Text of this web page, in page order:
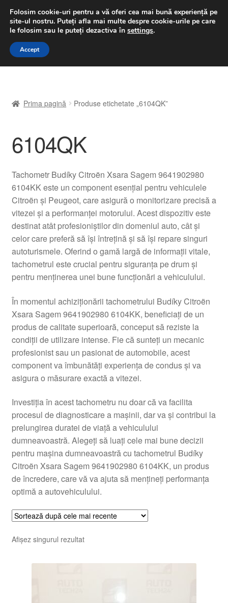
LIVRARE de la 33 lei
luni-vineri 9 a.m. - 4 p.m.031 229 6816
Sari
Sari
A lua legatura
Contul meu
Despre noi
Finalizare comandă
Livrare
Livrare în toată lumea
Plângere
Plățile
Politică de confidențialitate
Procedura de reclamație
Termeni si conditii
Prima pagină Produse etichetate „6104QK”
6104QK
Tachometr Budíky Citroën Xsara Sagem 9641902980
6104KK este un component esențial pentru vehiculele
Citroën și Peugeot, care asigură o monitorizare precisă a
vitezei și a performanței motorului. Acest dispozitiv este
destinat atât profesioniștilor din domeniul auto, cât și
celor care preferă să își întrețină și să își repare singuri
autoturismele. Oferind o gamă largă de informații vitale,
tachometrul este crucial pentru siguranța pe drum și
pentru menținerea unei bune funcționări a vehiculului.
În momentul achiziționării tachometrului Budíky Citroën
Xsara Sagem 9641902980 6104KK, beneficiați de un
produs de calitate superioară, conceput să reziste la
condiții de utilizare intense. Fie că sunteți un mecanic
profesionist sau un pasionat de automobile, acest
component va îmbunătăți experiența de condus și va
asigura o măsurare exactă a vitezei.
Investiția în acest tachometru nu doar că va facilita
procesul de diagnosticare a mașinii, dar va și contribui la
prelungirea duratei de viață a vehiculului
dumneavoastră. Alegeți să luați cele mai bune decizii
pentru mașina dumneavoastră cu tachometrul Budíky
Citroën Xsara Sagem 9641902980 6104KK, un produs
de încredere, care vă va ajuta să mențineți performanța
optimă a autovehiculului.
Afișez singurul rezultat
Folosim cookie-uri pentru a vă oferi cea mai bună experiență pe
site-ul nostru. Puteți afla mai multe despre cookie-urile pe care
le folosim sau le puteți dezactiva în settings.
Accept